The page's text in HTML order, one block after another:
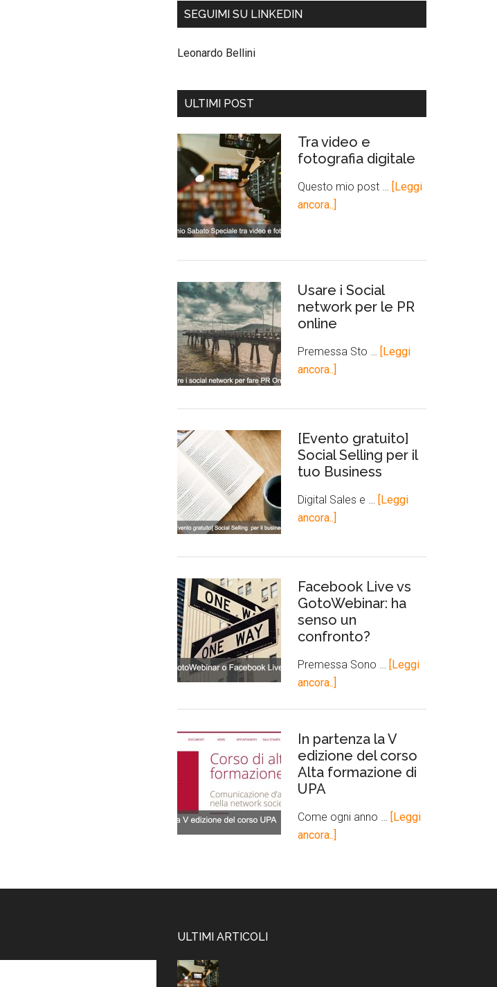
SEGUIMI SU LINKEDIN
Leonardo Bellini
ULTIMI POST
Tra video e
fotografia digitale
Questo mio post …
[Leggi
ancora..]
Usare i Social
network per le PR
online
Premessa Sto …
[Leggi
ancora..]
[Evento gratuito]
Social Selling per il
tuo Business
Digital Sales e …
[Leggi
ancora..]
Facebook Live vs
GotoWebinar: ha
senso un
confronto?
Premessa Sono …
[Leggi
ancora..]
In partenza la V
edizione del corso
Alta formazione di
UPA
Come ogni anno …
[Leggi
ancora..]
ULTIMI ARTICOLI